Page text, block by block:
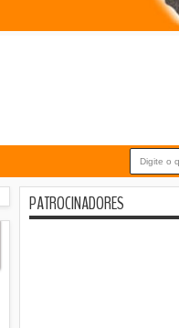
PATROCINADORES